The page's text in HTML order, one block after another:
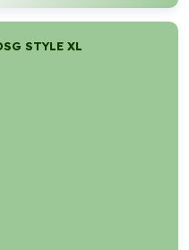
STYLE XL